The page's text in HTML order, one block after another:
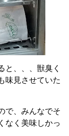
、、、獣臭く
味見させていた
で、みんなでそ
なく美味しかっ